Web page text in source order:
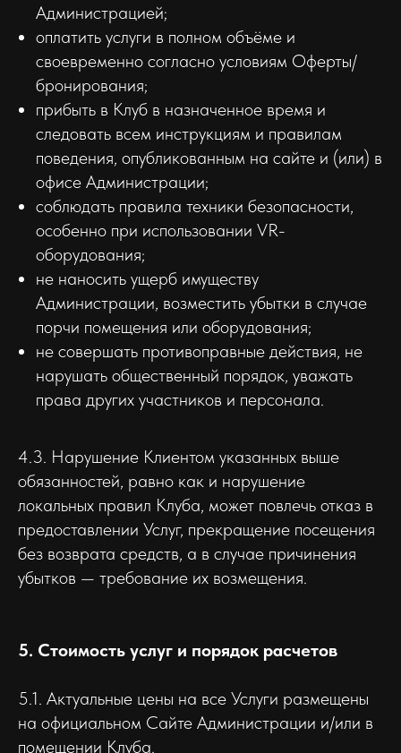
Администрацией;
оплатить услуги в полном объёме и
своевременно согласно условиям Оферты/
бронирования;
прибыть в Клуб в назначенное время и
следовать всем инструкциям и правилам
поведения, опубликованным на сайте и (или) в
офисе Администрации;
соблюдать правила техники безопасности,
особенно при использовании VR-
оборудования;
не наносить ущерб имуществу
Администрации, возместить убытки в случае
порчи помещения или оборудования;
не совершать противоправные действия, не
нарушать общественный порядок, уважать
права других участников и персонала.
4.3. Нарушение Клиентом указанных выше
обязанностей, равно как и нарушение
локальных правил Клуба, может повлечь отказ в
предоставлении Услуг, прекращение посещения
без возврата средств, а в случае причинения
убытков — требование их возмещения.
5. Стоимость услуг и порядок расчетов
5.1. Актуальные цены на все Услуги размещены
на официальном Сайте Администрации и/или в
помещении Клуба.